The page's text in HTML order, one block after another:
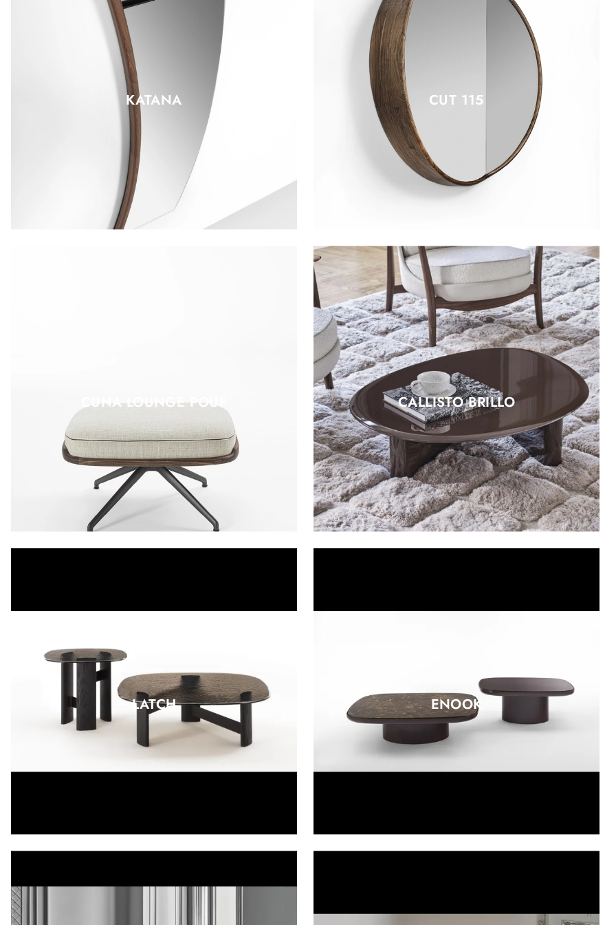
KATANA CUT 115
CUNA LOUNGE POUF CALLISTO BRILLO
LATCH ENOOK